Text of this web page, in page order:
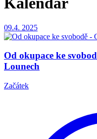
09.4. 2025
Od okupace ke
Lounech
Začátek